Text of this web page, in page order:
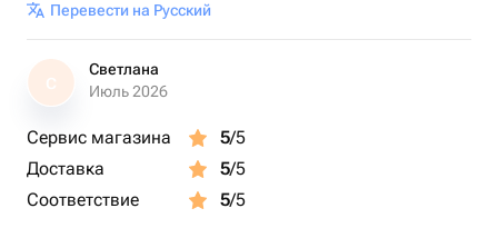
Перевести на Русский
С
Светлана
Июль 2026
Сервис магазина 5/5
Доставка
5/5
Соответствие
5/5